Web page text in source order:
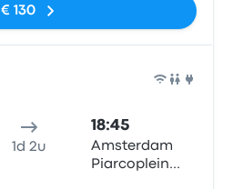
€ 130
1d 2u
18:45
Amsterdam
Piarcoplein